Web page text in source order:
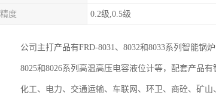
精度 0.2级,0.5级
公司主打产品有FRD-8031、8032和8033系列智能锅
8025和8026系列高温高压电容液位计等，配套产品
化工、电力、交通运输、车联网、环卫、商砼、矿山